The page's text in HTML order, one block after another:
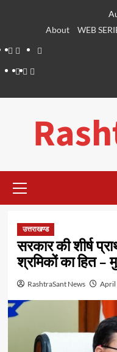
About
WEB
About
WEB
SERIES
Dehradun
LifePlaces
सम्पर्क
Menu
उत्तराखण्ड
सरकार की शीर्ष
श्रमिकों का हित –
RashtraSant News April